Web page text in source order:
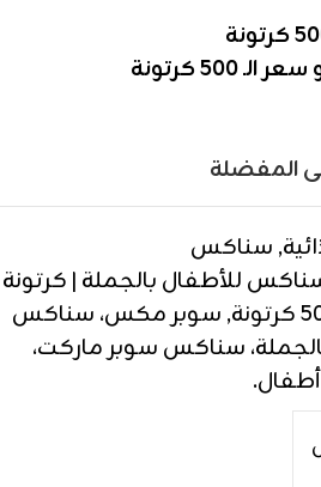
كرتونة
المفضلة
, سناكس
للأطفال بالجملة | كرتونة
, سوبر مكس، سناكس
سناكس سوبر ماركت،